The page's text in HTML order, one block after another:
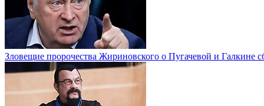
Зловещие пророчества Жириновского о Пугачевой и Галкине